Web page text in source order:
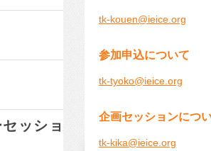
ッショ
tk-kouen@ieice.org
参加申込について
tk-tyoko@ieice.org
企画セッションにつ
tk-kika@ieice.org